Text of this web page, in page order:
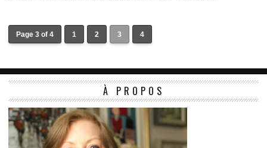
Page 3 of 4 1 2 3 4
À PROPOS